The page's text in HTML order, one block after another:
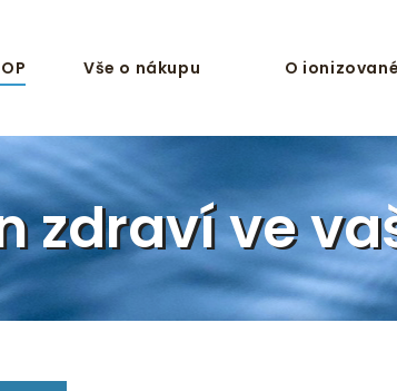
Vše o nákupu O
zdraví ve